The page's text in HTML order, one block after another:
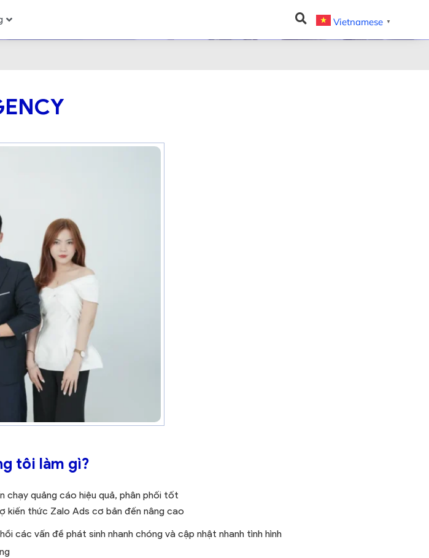
Vietnamese ▼
tôi làm gì?
chạy quảng cáo hiệu quả, phân phối tốt
kiến thức Zalo Ads cơ bản đến nâng cao
các vấn đề phát sinh nhanh chóng và cập nhật nhanh tình hình